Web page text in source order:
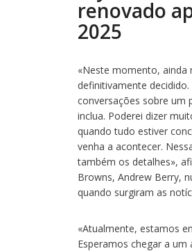
renovado
2025
«Neste momento, ainda
definitivamente
conversações sobre um
inclua. Poderei dizer
quando tudo estiver
venha a acontecer.
também os detalhes»,
Browns, Andrew Berry,
quando surgiram as
«Atualmente, estamos
Esperamos chegar a